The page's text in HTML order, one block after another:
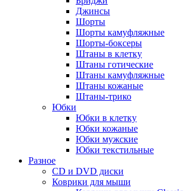
Джинсы
Шорты
Шорты камуфляжные
Шорты-боксеры
Штаны в клетку
Штаны готические
Штаны камуфляжные
Штаны кожаные
Штаны-трико
Юбки
Юбки в клетку
Юбки кожаные
Юбки мужские
Юбки текстильные
Разное
CD и DVD диски
Коврики для мыши